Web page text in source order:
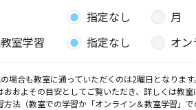
指定なし 月
室学習
指定なし オ
場合も教室に通っていただくのは2曜日となります。
およその目安としてご覧いただき、詳しくは教
法（教室での学習か「オンライン＆教室学習」